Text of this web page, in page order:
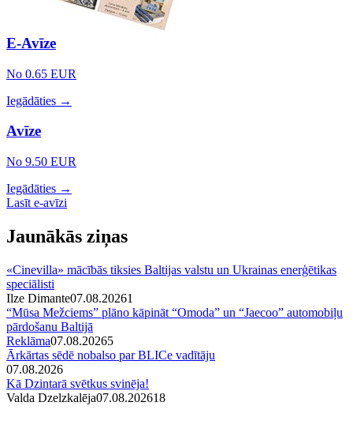
E-Avīze
No 0.65 EUR
Iegādāties →
Avīze
No 9.50 EUR
Iegādāties →
Lasīt e-avīzi
Jaunākās ziņas
«Cinevilla» mācībās tiksies Baltijas valstu un Ukrainas enerģētikas
speciālisti
Ilze Dimante07.08.20261
“Mūsa Mežciems” plāno kāpināt “Omoda” un “Jaecoo” automobiļu
pārdošanu Baltijā
Reklāma07.08.20265
Ārkārtas sēdē nobalso par BLICe vadītāju
07.08.2026
Kā Dzintarā svētkus svinēja!
Valda Dzelzkalēja07.08.202618